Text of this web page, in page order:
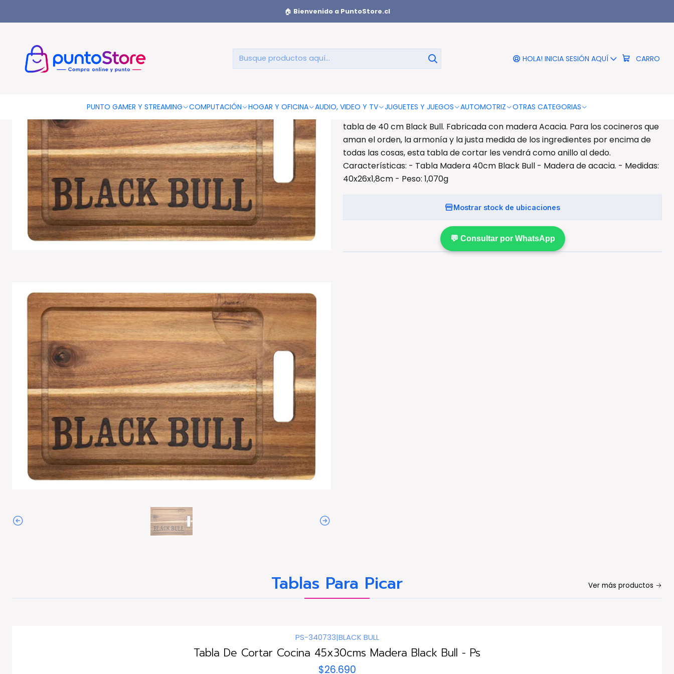
HOLA! INICIA SESIÓN AQUÍ CARRO
PUNTO GAMER Y STREAMING COMPUTACIÓN HOGAR Y OFICINA AUDIO, VIDEO Y TV JUGUETES Y JUEGOS AUTOMOTRIZ OTRAS CATEGORIAS
🏠 Bienvenido a PuntoStore.cl
Tabla De Cortar Cocina 40x26cms Madera Black Bull - Ps
Tabla De Cortar Cocina 40x26cms
Madera Black Bull - Ps
tabla de 40 cm Black Bull. Fabricada con madera Acacia. Para los cocineros que
aman el orden, la armonía y la justa medida de los ingredientes por encima de
todas las cosas, esta tabla de cortar les vendrá como anillo al dedo.
Características: - Tabla Madera 40cm Black Bull - Madera de acacia. - Medidas:
40x26x1,8cm - Peso: 1,070g
Mostrar stock de ubicaciones
💬 Consultar por WhatsApp
Tablas Para Picar Ver más productos
PS-340733|BLACK BULL
Tabla De Cortar Cocina 45x30cms Madera Black Bull - Ps
$26.690